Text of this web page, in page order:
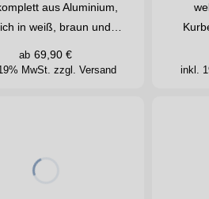
aus Aluminium,
in weiß, braun und…
MwSt. zzgl. Versand
ab 69,90 €
inkl.